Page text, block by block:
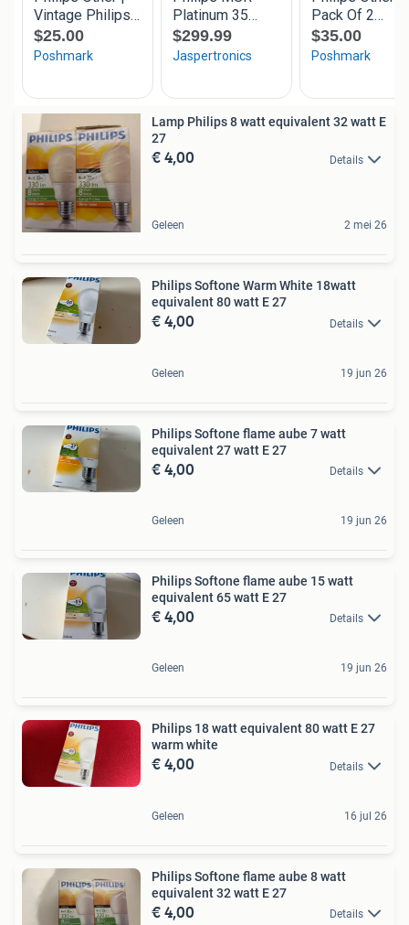
Lamp Philips 8 watt equivalent 32 watt E
27
€ 4,00 Details
Geleen 2 mei 26
Philips Softone Warm White 18watt
equivalent 80 watt E 27
€ 4,00 Details
Geleen 19 jun 26
Philips Softone flame aube 7 watt
equivalent 27 watt E 27
€ 4,00 Details
Geleen 19 jun 26
Philips Softone flame aube 15 watt
equivalent 65 watt E 27
€ 4,00 Details
Geleen 19 jun 26
Philips 18 watt equivalent 80 watt E 27
warm white
€ 4,00 Details
Geleen 16 jul 26
Philips Softone flame aube 8 watt
equivalent 32 watt E 27
€ 4,00 Details